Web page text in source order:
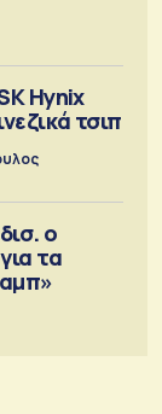
Hynix
τσιπ
ο
τα